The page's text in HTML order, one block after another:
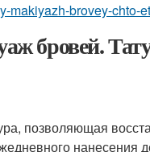
makiyazh-brovey-chto-
бровей.
позволяющая
нанесения